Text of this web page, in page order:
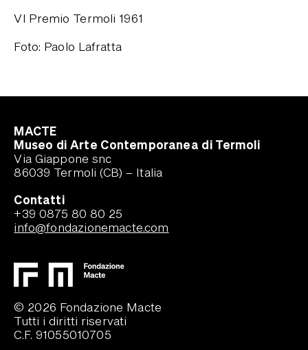
VI Premio Termoli 1961
Foto: Paolo Lafratta
MACTE
Museo di Arte Contemporanea di Termoli
Via Giappone snc
86039 Termoli (CB) – Italia
Contatti
+39 0875 80 80 25
info@fondazionemacte.com
© 2026 Fondazione Macte
Tutti i diritti riservati
C.F. 91055010705